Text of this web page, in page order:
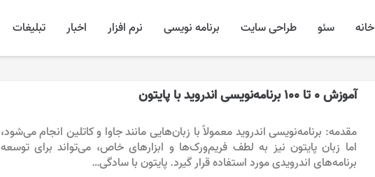
خانه سئو طراحی سایت برنامه نویسی نرم افزار اخبار تبلیغات
آموزش ۰ تا ۱۰۰ برنامه‌نویسی اندروید با پایتون
مقدمه: برنامه‌نویسی اندروید معمولاً با زبان‌هایی مانند جاوا و کاتلین انجام می‌شود،
اما زبان پایتون نیز به لطف فریم‌ورک‌ها و ابزارهای خاص، می‌تواند برای توسعه
برنامه‌های اندرویدی مورد استفاده قرار گیرد. پایتون با سادگی…